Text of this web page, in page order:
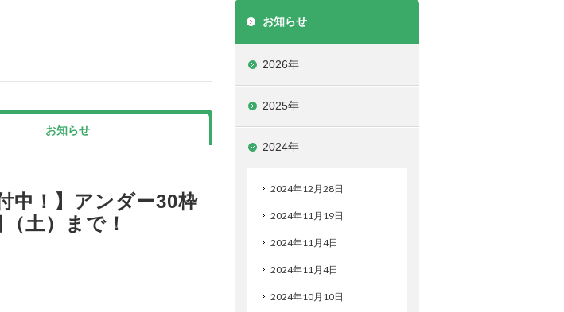
お知らせ
中！】アンダー30枠
土）まで！
お知らせ
2026年
2025年
2024年
2024年12月28日
2024年11月19日
2024年11月4日
2024年11月4日
2024年10月10日